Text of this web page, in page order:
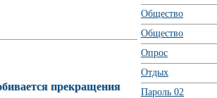
прекращения
Общество
Общество
Опрос
Отдых
Пароль 02